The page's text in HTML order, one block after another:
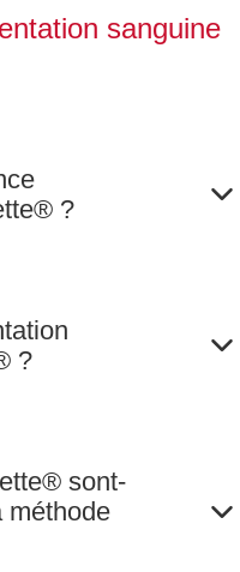
sanguine
?
?
sont-
méthode